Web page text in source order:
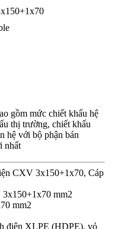
gồm mức chiết khấu hệ
thị trường, chiết khấu
hệ với bộ phận bán
nhất
CXV 3x150+1x70, Cáp
mm2
mm2
điện XLPE (HDPE), vỏ